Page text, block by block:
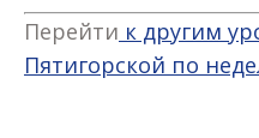
Перейти к другим
Пятигорской по